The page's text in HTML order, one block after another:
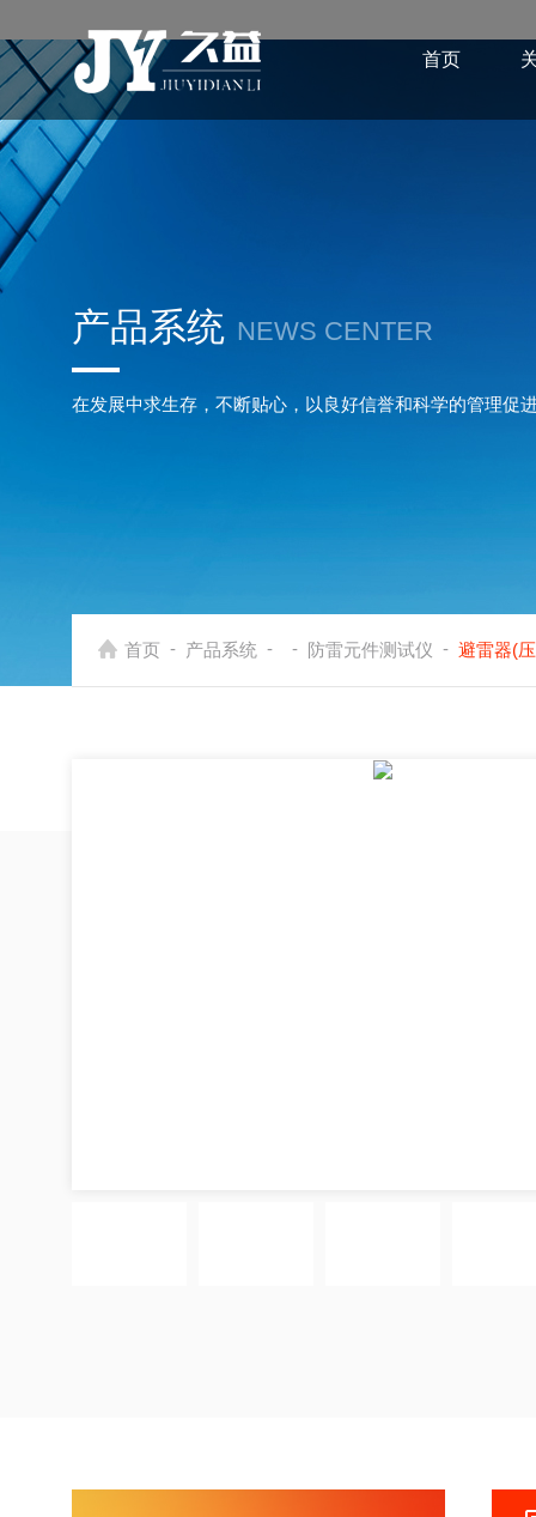
首页
产品系统 NEWS CENTER
在发展中求生存，不断贴心，以良好信誉和科学的管理促
首页 - 产品系统 - - 防雷元件测试仪 - 避雷器(